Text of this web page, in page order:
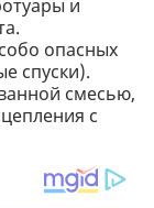
и
опасных
спуски).
смесью,
с